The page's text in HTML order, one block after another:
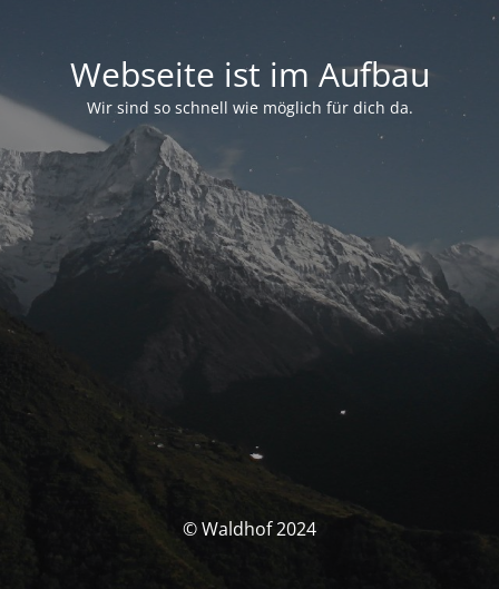
Webseite ist im Aufbau
Wir sind so schnell wie möglich für dich da.
© Waldhof 2024